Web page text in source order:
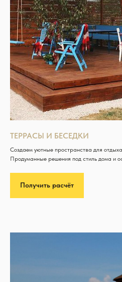
ТЕРРАСЫ И БЕСЕДКИ
Создаем уютные пространства для
Продуманные решения под стиль дома и
Получить расчёт